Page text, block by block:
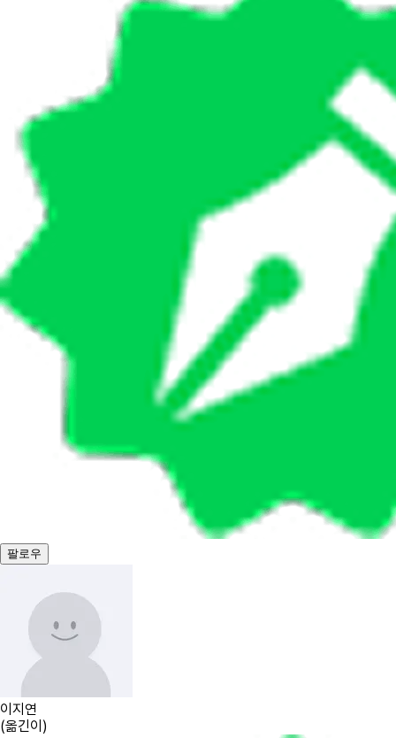
팔로우
이지연
(옮긴이 )